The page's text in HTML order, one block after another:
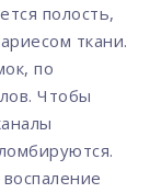
полость,
ткани.
по
Чтобы